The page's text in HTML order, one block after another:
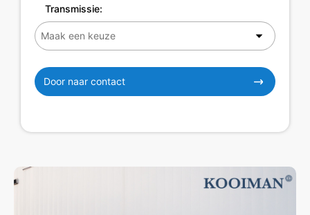
Transmissie:
Door naar contact